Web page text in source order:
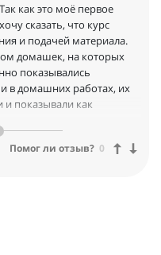
как это моё первое
сказать, что курс
и подачей материала.
домашек, на которых
показывались
в домашних работах, их
и показывали как
очень доволен и
школе XYZ.
порядок в сцене в
Помог ли отзыв? 0